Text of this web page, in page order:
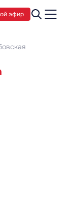
эфир